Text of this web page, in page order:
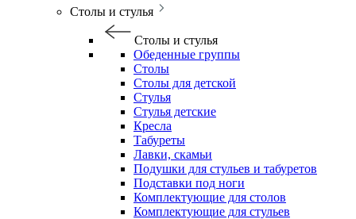
Столы и стулья
Столы и стулья
Обеденные группы
Столы
Столы для детской
Стулья
Стулья детские
Кресла
Табуреты
Лавки, скамьи
Подушки для стульев и табуретов
Подставки под ноги
Комплектующие для столов
Комплектующие для стульев